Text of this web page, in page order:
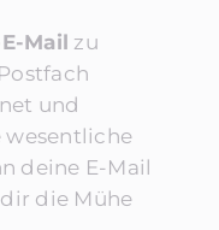
Mail zu
und
wesentliche
deine E-Mail
die Mühe